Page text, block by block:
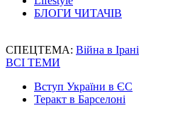
БЛОГИ ЧИТАЧІВ
СПЕЦТЕМА: Війна в Ірані
ВСІ ТЕМИ
Вступ України в ЄС
Теракт в Барселоні